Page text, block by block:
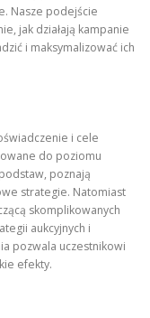
Nasze podejście
jak działają kampanie
i maksymalizować ich
i cele
do poziomu
poznają
strategie. Natomiast
skomplikowanych
aukcyjnych i
pozwala uczestnikowi
efekty.